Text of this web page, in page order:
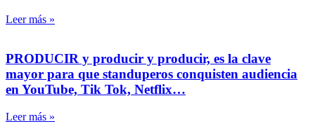
Leer más »
PRODUCIR y producir y producir, es la clave
mayor para que standuperos conquisten audiencia
en YouTube, Tik Tok, Netflix…
Leer más »